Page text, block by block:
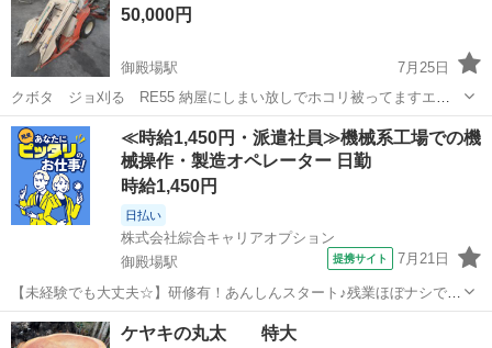
50,000円
御殿場駅
7月25日
クボタ ジョ刈る RE55 納屋にしまい放しでホコリ被ってますエン
ジンは一発で掛かり各機関問題無さそうですチョークの状態も良好で
す タイヤのヒビ割れ等もございません専門家では無いので詳しい事
は分かり兼ねます 発送は出来ません...
静岡 御殿場市 御殿場駅 その他 ジョイ
≪時給1,450円・派遣社員≫機械系工場での機
械操作・製造オペレーター 日勤
時給1,450円
日払い
株式会社綜合キャリアオプション
御殿場駅
提携サイト 7月21日
【未経験でも大丈夫☆】研修有！あんしんスタート♪残業ほぼナシでプ
ラ充！ 組立・加工・食品製造など 【業務内容詳細】 (1)4号列・6号列
製造ラインでの製造オペレーター並びに検査員業務の作業全般・オフ
静岡 御殿場市 御殿場駅 その他
ケヤキの丸太 特大